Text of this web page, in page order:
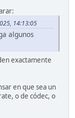
14:13:05
algunos
exactamente
en que sea un
o de códec, o